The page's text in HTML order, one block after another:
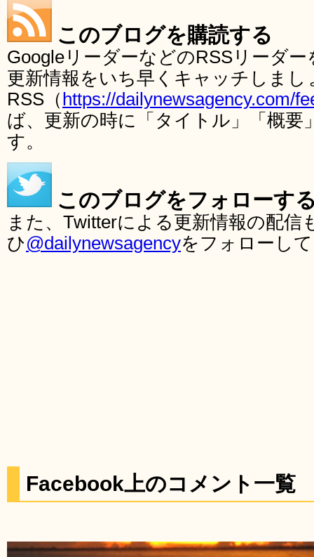
このブログを購読する
GoogleリーダーなどのRSSリーダ
更新情報をいち早くキャッチしま
RSS（ https://dailynewsagency.com/
ば、更新の時に「タイトル」「概要
す。
このブログをフォローす
また、Twitterによる更新情報の配
ひ@dailynewsagencyをフォローし
Facebook上のコメント一覧